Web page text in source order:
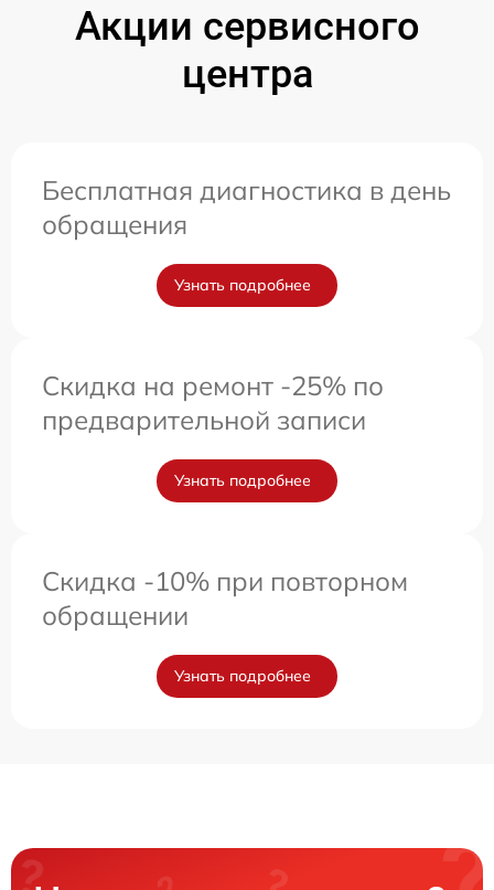
Акции сервисного
центра
Бесплатная диагностика в день
обращения
Узнать подробнее
Скидка на ремонт -25% по
предварительной записи
Узнать подробнее
Скидка -10% при повторном
обращении
Узнать подробнее